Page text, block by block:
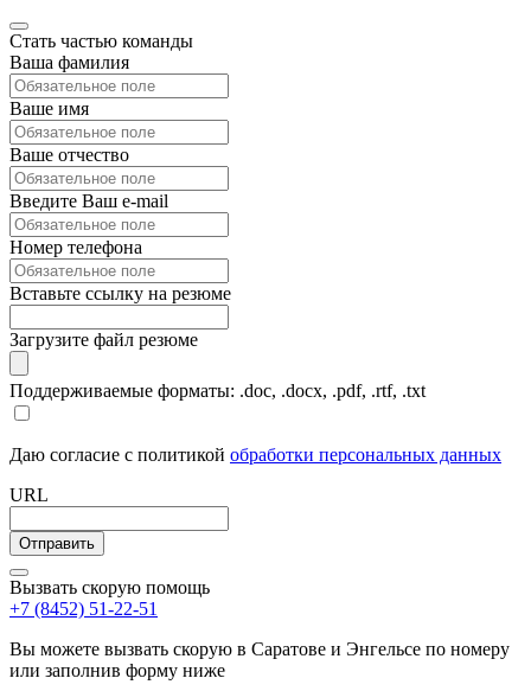
Стать частью команды
Ваша фамилия
Ваше имя
Ваше отчество
Введите Ваш e-mail
Номер телефона
Вставьте ссылку на резюме
Загрузите файл резюме
Поддерживаемые форматы: .doc, .docx, .pdf, .rtf, .txt
Даю согласие с политикой обработки персональных данных
URL
Вызвать скорую помощь
+7 (8452) 51-22-51
Вы можете вызвать скорую в Саратове и Энгельсе по номеру
или заполнив форму ниже